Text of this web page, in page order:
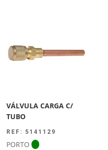
VÁLVULA CARGA C/
TUBO
REF: 5141129
PORTO